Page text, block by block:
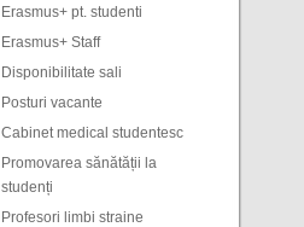
Erasmus+ pt. studenti
Erasmus+ Staff
Disponibilitate sali
Posturi vacante
Cabinet medical studentesc
Promovarea sănătății la
studenți
Profesori limbi straine